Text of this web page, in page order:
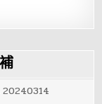
20240314